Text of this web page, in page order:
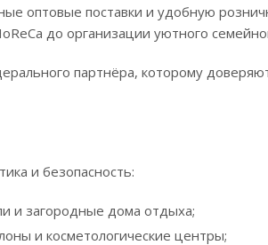
оптовые поставки и удобную
до организации уютного
партнёра, которому
и безопасность:
и загородные дома отдыха;
и косметологические центры;